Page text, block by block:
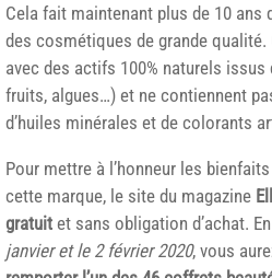
Cela fait maintenant plus de 10 ans
des cosmétiques de grande
avec des actifs 100% naturels
fruits, algues…) et ne contiennent
d’huiles minérales et de colorants
Pour mettre à l’honneur les
cette marque, le site du magazine
gratuit et sans obligation d’achat.
janvier et le 2 février 2020, vous